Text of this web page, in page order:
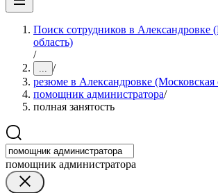
Поиск сотрудников в Александровке
область)
/
... /
резюме в Александровке (Московская
помощник администратора/
полная занятость
помощник администратора